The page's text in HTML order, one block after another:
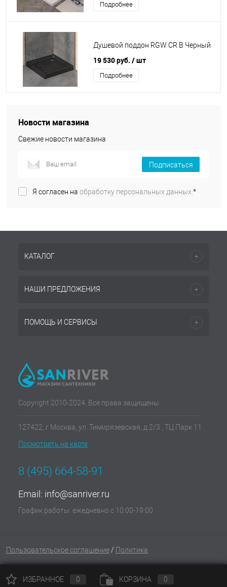
Подробнее
Душевой поддон RGW CR B Черный
19 530 руб. / шт
Подробнее
Новости магазина
Свежие новости магазина
Подписаться
Я согласен на обработку персональных данных.*
КАТАЛОГ
НАШИ ПРЕДЛОЖЕНИЯ
ПОМОЩЬ И СЕРВИСЫ
Copyright 2010-2024. Все права защищены.
127422, г Москва, ул. Тимирязевская, д.2/3 , ТЦ Парк 11
Посмотреть на карте
8 (495) 664-58-91
Email: info@sanriver.ru
График работы: ежедневно с 10:00-19:00
Пользовательское соглашение / Политика
конфиденциальности
ИЗБРАННОЕ 0 КОРЗИНА 0